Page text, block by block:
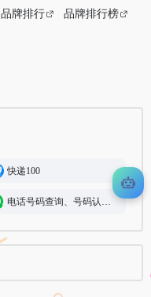
品牌排行
品牌排行榜
快递100
电话号码查询、号码认证、号码举报中心